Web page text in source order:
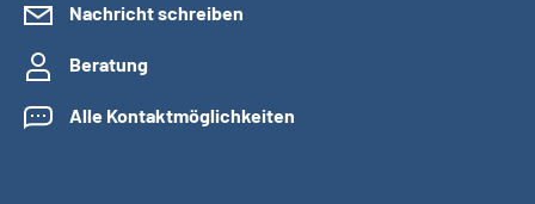
Nachricht schreiben
Beratung
Alle Kontaktmöglichkeiten